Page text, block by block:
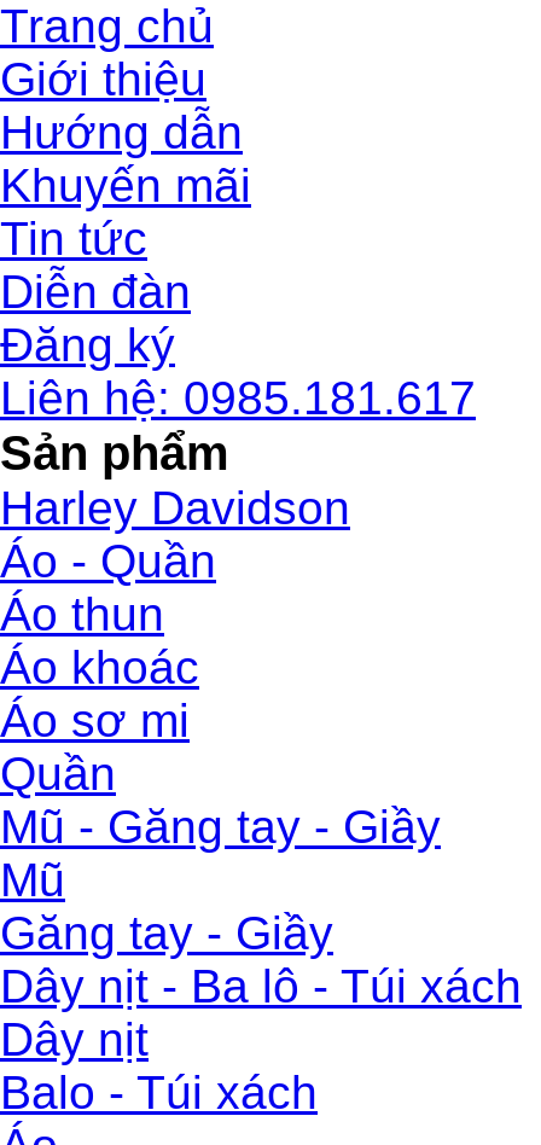
Trang chủ
Giới thiệu
Hướng dẫn
Khuyến mãi
Tin tức
Diễn đàn
Đăng ký
Liên hệ: 0985.181.617
Sản phẩm
Harley Davidson
Áo - Quần
Áo thun
Áo khoác
Áo sơ mi
Quần
Mũ - Găng tay - Giầy
Mũ
Găng tay - Giầy
Dây nịt - Ba lô - Túi xách
Dây nịt
Balo - Túi xách